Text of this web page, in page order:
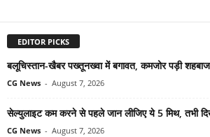
EDITOR PICKS
बलूचिस्तान-खैबर पख्तूनख्वा में बगावत, कमजोर पड़ी
CG News - August 7, 2026
सेल्युलाइट कम करने से पहले जान लीजिए ये 5 मिथ, तभी
CG News - August 7, 2026